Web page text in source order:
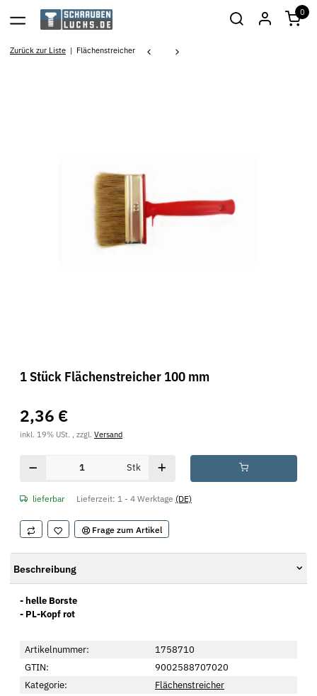
0
Zurück zur Liste Flächenstreicher
1 Stück Flächenstreicher 100 mm
2,36 €
inkl. 19% USt. , zzgl. Versand
Stk
lieferbar Lieferzeit: 1 - 4 Werktage (DE)
Frage zum Artikel
Beschreibung
- helle Borste
- PL-Kopf rot
Artikelnummer:
1758710
GTIN:
9002588707020
Kategorie:
Flächenstreicher